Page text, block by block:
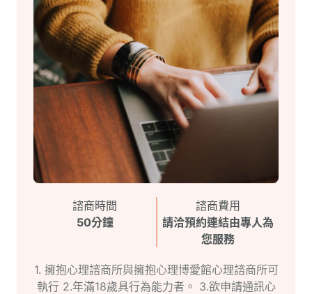
諮商時間
50分鐘
諮商費用
請洽預約連結由專人為
您服務
1. 擁抱心理諮商所與擁抱心理博愛館心理諮商所可
執行 2.年滿18歲具行為能力者。 3.欲申請通訊心